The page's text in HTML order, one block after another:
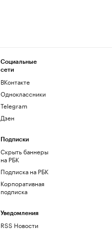
Социальные
сети
ВКонтакте
Одноклассники
Telegram
Дзен
Подписки
Скрыть баннеры
на РБК
Подписка на РБК
Корпоративная
подписка
Уведомления
RSS Новости